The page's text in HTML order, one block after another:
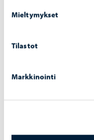
Mieltymykset
Tilastot
Markkinointi
Liikenne ja kadut-